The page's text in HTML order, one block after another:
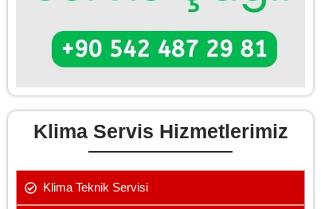
Klima Servis Hizmetlerimiz
Klima Teknik Servisi